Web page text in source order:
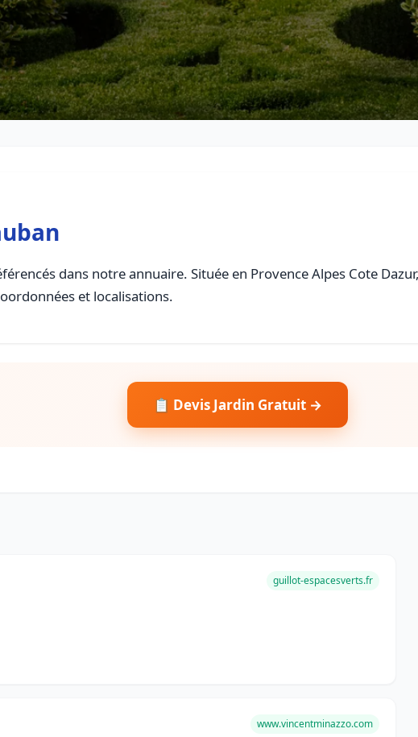
dans notre annuaire. Située en Provence Alpes Cote
et localisations.
📋 Devis Jardin Gratuit →
guillot-espacesverts.fr
www.vincentminazzo.com